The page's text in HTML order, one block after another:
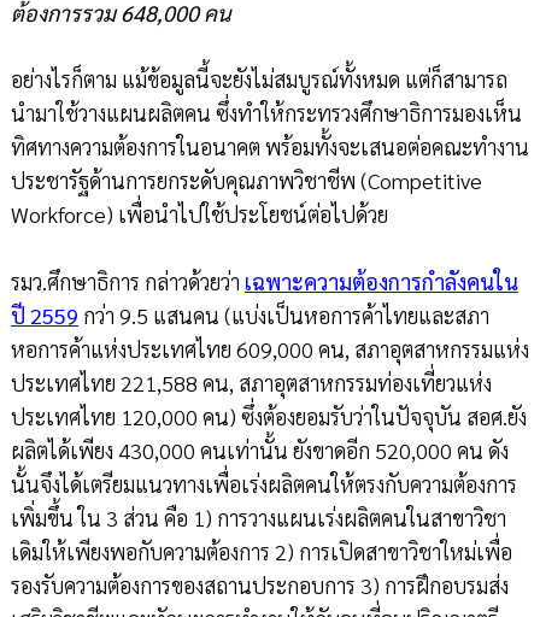
ต้องการรวม 648,000 คน
อย่างไรก็ตาม แม้ข้อมูลนี้จะยังไม่สมบูรณ์ทั้งหมด แต่ก็สามารถ
นำมาใช้วางแผนผลิตคน ซึ่งทำให้กระทรวงศึกษาธิการมองเห็น
ทิศทางความต้องการในอนาคต พร้อมทั้งจะเสนอต่อคณะทำงาน
ประชารัฐด้านการยกระดับคุณภาพวิชาชีพ (Competitive
Workforce) เพื่อนำไปใช้ประโยชน์ต่อไปด้วย
รมว.ศึกษาธิการ กล่าวด้วยว่า เฉพาะความต้องการกำลังคนใน
ปี 2559 กว่า 9.5 แสนคน (แบ่งเป็นหอการค้าไทยและสภา
หอการค้าแห่งประเทศไทย 609,000 คน, สภาอุตสาหกรรมแห่ง
ประเทศไทย 221,588 คน, สภาอุตสาหกรรมท่องเที่ยวแห่ง
ประเทศไทย 120,000 คน) ซึ่งต้องยอมรับว่าในปัจจุบัน สอศ.ยัง
ผลิตได้เพียง 430,000 คนเท่านั้น ยังขาดอีก 520,000 คน ดัง
นั้นจึงได้เตรียมแนวทางเพื่อเร่งผลิตคนให้ตรงกับความต้องการ
เพิ่มขึ้น ใน 3 ส่วน คือ 1) การวางแผนเร่งผลิตคนในสาขาวิชา
เดิมให้เพียงพอกับความต้องการ 2) การเปิดสาขาวิชาใหม่เพื่อ
รองรับความต้องการของสถานประกอบการ 3) การฝึกอบรมส่ง